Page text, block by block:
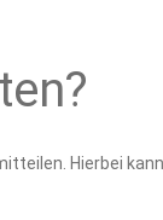
Hierbei